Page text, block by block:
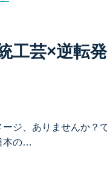
工芸×逆転
ジ、ありませんか
本の…